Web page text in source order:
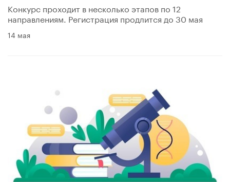
Конкурс проходит в несколько этапов по 12
направлениям. Регистрация продлится до 30 мая
14 мая